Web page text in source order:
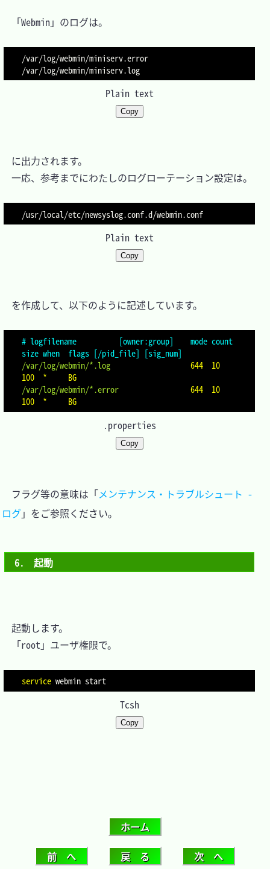
「Webmin」のログは。
/var/log/webmin/miniserv.error
Plain text
Copy
に出力されます。
一応、参考までにわたしのログローテーション設定は。
Plain text
Copy
を作成して、以下のように記述しています。
# logfilename          [owner:group]    mode count
size when  flags [/pid_file] [sig_num]
/var/log/webmin/*.log
                  644  10
100  *     BG
/var/log/webmin/*.error
                644  10
100  *     BG
.properties
Copy
フラグ等の意味は「メンテナンス・トラブルシュート -
ログ」をご参照ください。
6.　起動
起動します。
「root」ユーザ権限で。
service
Tcsh
Copy